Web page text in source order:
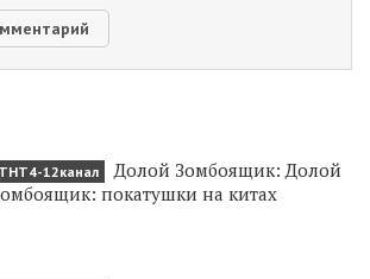
ТНТ4-12канал
Долой Зомбоящик: Долой
покатушки на китах